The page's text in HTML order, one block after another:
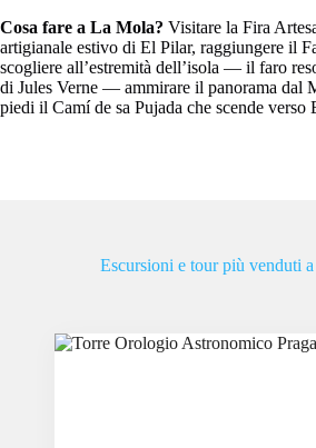
Cosa fare a La Mola? Visitare la Fira
artigianale estivo di El Pilar, raggiungere il
scogliere all’estremità dell’isola — il faro
di Jules Verne — ammirare il panorama dal
piedi il Camí de sa Pujada che scende verso
Escursioni e tour più venduti